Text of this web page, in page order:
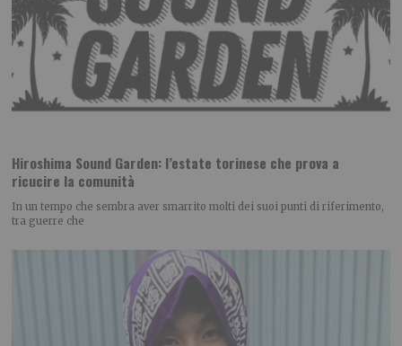
Hiroshima Sound Garden: l’estate torinese che prova a
ricucire la comunità
In un tempo che sembra aver smarrito molti dei suoi punti di riferimento,
tra guerre che